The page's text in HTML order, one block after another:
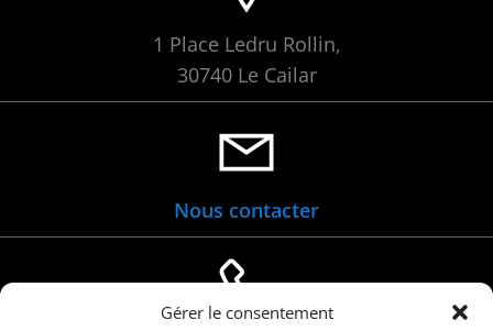
Gérer le consentement
1 Place Ledru Rollin,
30740 Le Cailar
Nous contacter